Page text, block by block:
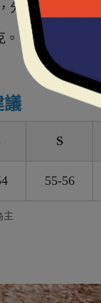
分別為前額進
議
S
55-56
主